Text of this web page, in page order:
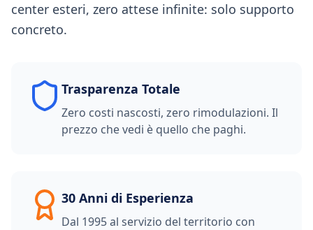
center esteri, zero attese infinite: solo supporto
concreto.
Trasparenza Totale
Zero costi nascosti, zero rimodulazioni. Il
prezzo che vedi è quello che paghi.
30 Anni di Esperienza
Dal 1995 al servizio del territorio con